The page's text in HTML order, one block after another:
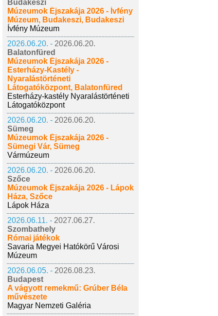
Budakeszi
Múzeumok Éjszakája 2026 - Ívfény
Múzeum, Budakeszi, Budakeszi
Ívfény Múzeum
2026.06.20. - 2026.06.20.
Balatonfüred
Múzeumok Éjszakája 2026 -
Esterházy-Kastély -
Nyaralástörténeti
Látogatóközpont, Balatonfüred
Esterházy-kastély Nyaralástörténeti
Látogatóközpont
2026.06.20. - 2026.06.20.
Sümeg
Múzeumok Éjszakája 2026 -
Sümegi Vár, Sümeg
Vármúzeum
2026.06.20. - 2026.06.20.
Szőce
Múzeumok Éjszakája 2026 - Lápok
Háza, Szőce
Lápok Háza
2026.06.11. - 2027.06.27.
Szombathely
Római játékok
Savaria Megyei Hatókörű Városi
Múzeum
2026.06.05. - 2026.08.23.
Budapest
A vágyott remekmű: Grúber Béla
művészete
Magyar Nemzeti Galéria